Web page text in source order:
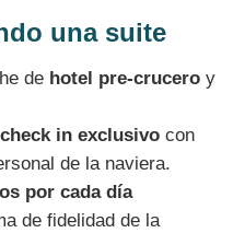
una suite
dehotel pre-cruceroy
in exclusivocon
de la naviera.
por cada día
de fidelidad de la